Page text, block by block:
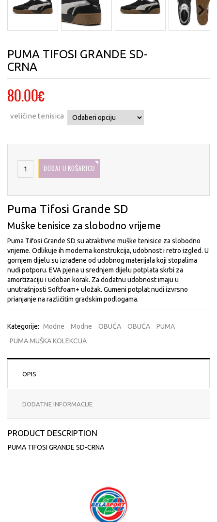
Next
PUMA TIFOSI GRANDE SD-
CRNA
80.00€
veličine tenisica
DODAJ U KOŠARICU
Puma Tifosi Grande SD
Muške tenisice za slobodno vrijeme
Puma Tifosi Grande SD su atraktivne muške tenisice za slobodno
vrijeme. Odlikuje ih moderna konstrukcija, udobnost i retro izgled. U
gornjem dijelu su izrađene od udobnog materijala koji stopalima
nudi potporu. EVA pjena u srednjem dijelu potplata skrbi za
amortizaciju i udoban korak. Za dodatnu udobnost imaju u
unutrašnjosti Softfoam+ uložak. Gumeni potplat nudi izvrsno
prianjanje na različitim gradskim podlogama.
Kategorije: Modne Modne OBUĆA OBUĆA
PUMA
PUMA MUŠKA KOLEKCIJA
OPIS
DODATNE INFORMACIJE
PRODUCT DESCRIPTION
PUMA TIFOSI GRANDE SD-CRNA